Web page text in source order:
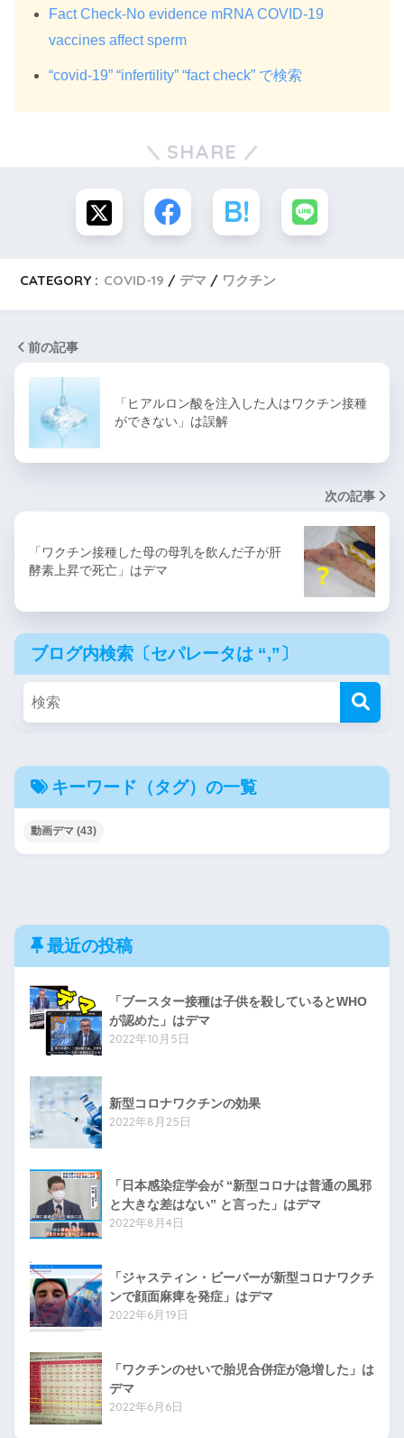
Fact Check-No evidence mRNA COVID-19
vaccines affect sperm
“covid-19” “infertility” “fact check” で検索
SHARE
CATEGORY : COVID-19 デマ ワクチン
前の記事
「ヒアルロン酸を注入した人はワクチン接種
ができない」は誤解
次の記事
「ワクチン接種した母の母乳を飲んだ子が肝
酵素上昇で死亡」はデマ
ブログ内検索〔セパレータは “,”〕
キーワード（タグ）の一覧
動画デマ (43)
最近の投稿
「ブースター接種は子供を殺しているとWHO
が認めた」はデマ
2022年10月5日
新型コロナワクチンの効果
2022年8月25日
「日本感染症学会が “新型コロナは普通の風邪
と大きな差はない” と言った」はデマ
2022年8月4日
「ジャスティン・ビーバーが新型コロナワクチ
ンで顔面麻痺を発症」はデマ
2022年6月19日
「ワクチンのせいで胎児合併症が急増した」は
デマ
2022年6月6日